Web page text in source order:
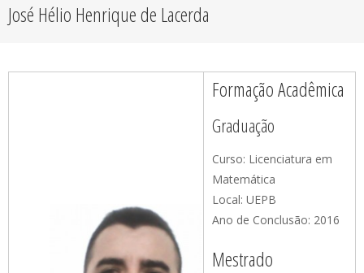
José Hélio Henrique de Lacerda
Formação Acadêmica
Graduação
Curso: Licenciatura em
Matemática
Local: UEPB
Ano de Conclusão: 2016
Mestrado